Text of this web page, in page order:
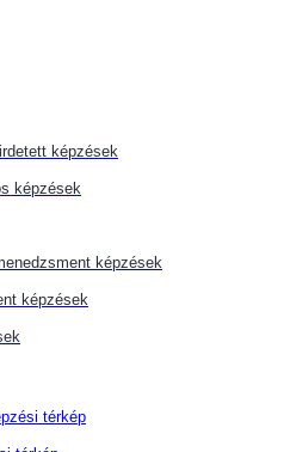
képzések
képzések
képzések
képzések
térkép